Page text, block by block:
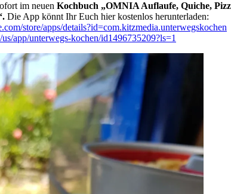
im neuen Kochbuch „OMNIA Auflaufe, Quiche,
Die App könnt Ihr Euch hier kostenlos herunterladen:
store/apps/details?id=com.kitzmedia.unterwegskochen
app/unterwegs-kochen/id1496735209?ls=1